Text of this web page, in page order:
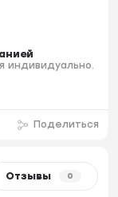
индивидуально.
Поделиться
Отзывы 0